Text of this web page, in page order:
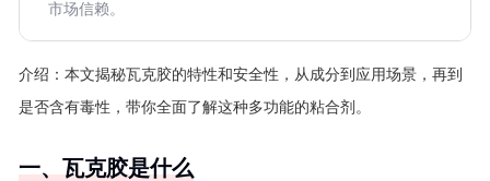
市场信赖。
介绍： 本文揭秘瓦克胶的特性和安全性，从成分到应用场景，再到
是否含有毒性，带你全面了解这种多功能的粘合剂。
一、瓦克胶是什么